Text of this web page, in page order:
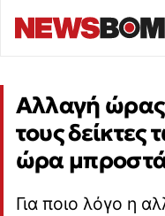
Αλλαγή
τους δείκτες
ώρα
Για ποιο λόγο η